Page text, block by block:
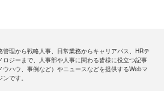
管理から戦略人事、日常業務からキャリアパス、HRテ
ロジーまで、人事部や人事に関わる皆様に役立つ記事
ウハウ、事例など）やニュースなどを提供するWebマ
ンです。